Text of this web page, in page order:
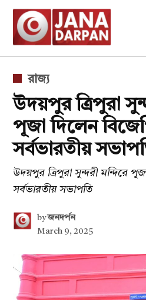
Skip
content
POSTED
রাজ্য
উদয়পুর ত্রিপুরা
পূজা দিলেন
সর্বভারতীয়
উদয়পুর ত্রিপুরা সুন্দরী মন্দিরে
সর্বভারতীয় সভাপতি
by জনদর্পন
March 9, 2025